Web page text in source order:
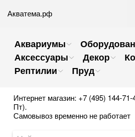
Акватема.рф
Аквариумы
Аксессуары
Декор
Рептилии
Пруд
Интернет магазин: +7 (495) 144-
Пт).
Самовывоз временно не работает